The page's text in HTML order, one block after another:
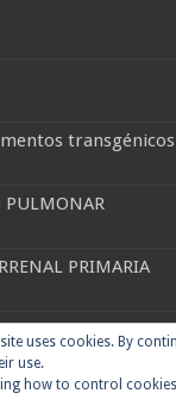
transgénicos
PULMONAR
PRIMARIA